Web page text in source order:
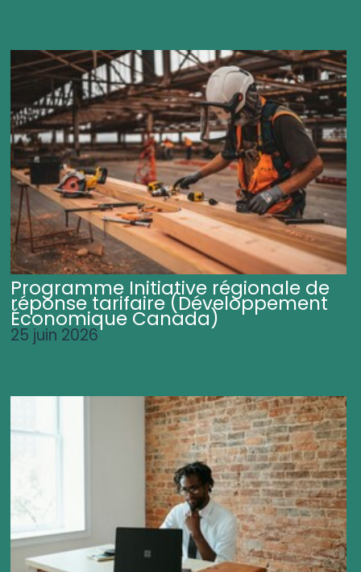
Programme Initiative régionale de
réponse tarifaire (Développement
Économique Canada)
25 juin 2026